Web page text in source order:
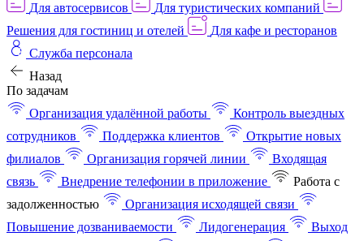
Для автосервисов
Для туристических компаний
Решения для гостиниц и отелей
Для кафе и ресторанов
Служба персонала
Назад
По задачам
Организация удалённой работы
Контроль выездных
сотрудников
Поддержка клиентов
Открытие новых
филиалов
Организация горячей линии
Входящая
связь
Внедрение телефонии в приложение
Работа с
задолженностью
Организация исходящей связи
Повышение дозваниваемости
Лидогенерация
Выход